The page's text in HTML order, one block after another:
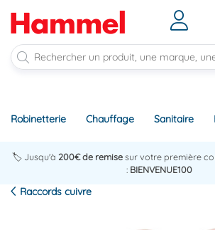
Robinetterie Chauffage Sanitaire
🏷️ Jusqu'à 200€ de remisesur votre première
: BIENVENUE100
Raccords cuivre